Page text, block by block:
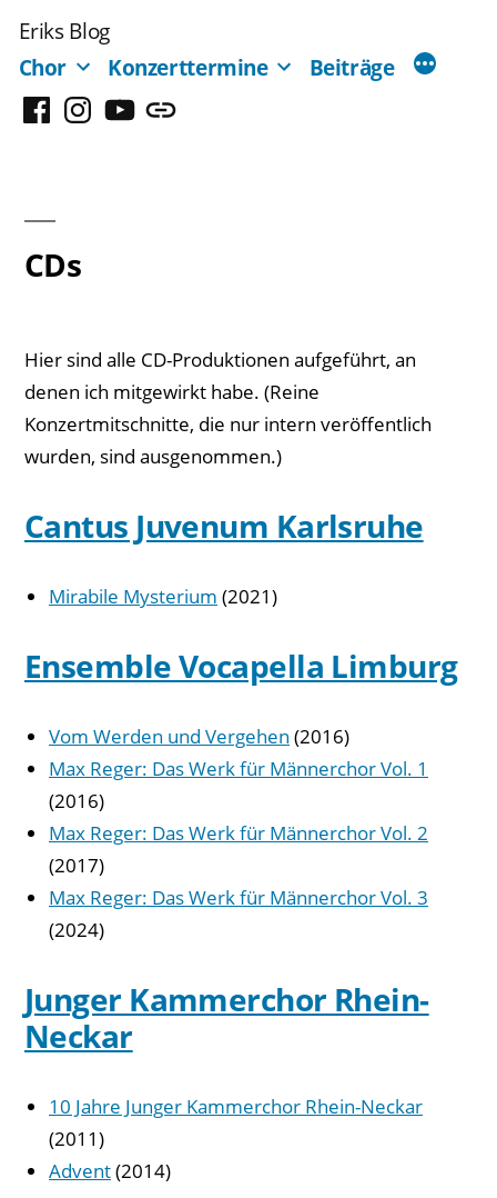
Inhalt
springen
Eriks Blog
Chor
Konzerttermine Beiträge
FacebookInstagram
YouTubeMastodon
CDs
Hier sind alle CD-Produktionen aufgeführt, an
denen ich mitgewirkt habe. (Reine
Konzertmitschnitte, die nur intern veröffentlich
wurden, sind ausgenommen.)
Cantus Juvenum Karlsruhe
Mirabile Mysterium (2021)
Ensemble Vocapella Limburg
Vom Werden und Vergehen (2016)
Max Reger: Das Werk für Männerchor Vol. 1
(2016)
Max Reger: Das Werk für Männerchor Vol. 2
(2017)
Max Reger: Das Werk für Männerchor Vol. 3
(2024)
Junger Kammerchor Rhein-
Neckar
10 Jahre Junger Kammerchor Rhein-Neckar
(2011)
Advent(2014)